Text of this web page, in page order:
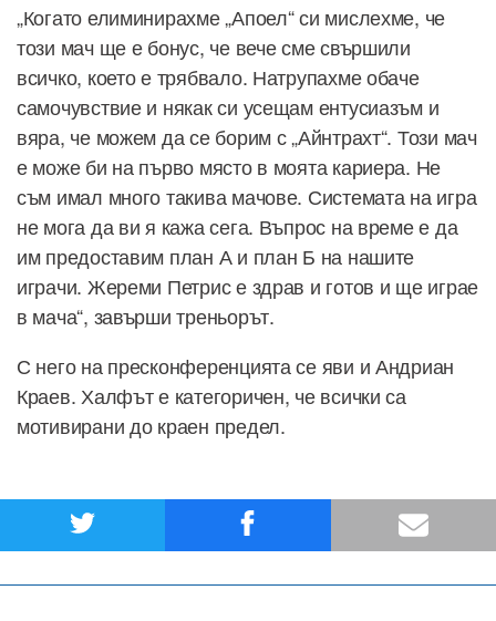
„Когато елиминирахме „Апоел“ си мислехме, че
този мач ще е бонус, че вече сме свършили
всичко, което е трябвало. Натрупахме обаче
самочувствие и някак си усещам ентусиазъм и
вяра, че можем да се борим с „Айнтрахт“. Този мач
е може би на първо място в моята кариера. Не
съм имал много такива мачове. Системата на игра
не мога да ви я кажа сега. Въпрос на време е да
им предоставим план А и план Б на нашите
играчи. Жереми Петрис е здрав и готов и ще играе
в мача“, завърши треньорът.
С него на пресконференцията се яви и Андриан
Краев. Халфът е категоричен, че всички са
мотивирани до краен предел.